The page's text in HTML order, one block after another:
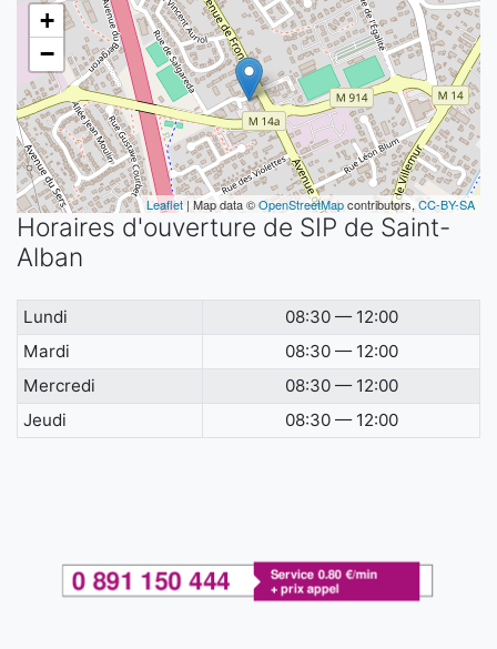
+
−
Leaflet| Map data ©OpenStreetMapcontributors,CC-BY-SA
Horaires d'ouverture de SIP de Saint-
Alban
Lundi
08:30 — 12:00
Mardi
08:30 — 12:00
Mercredi
08:30 — 12:00
Jeudi
08:30 — 12:00